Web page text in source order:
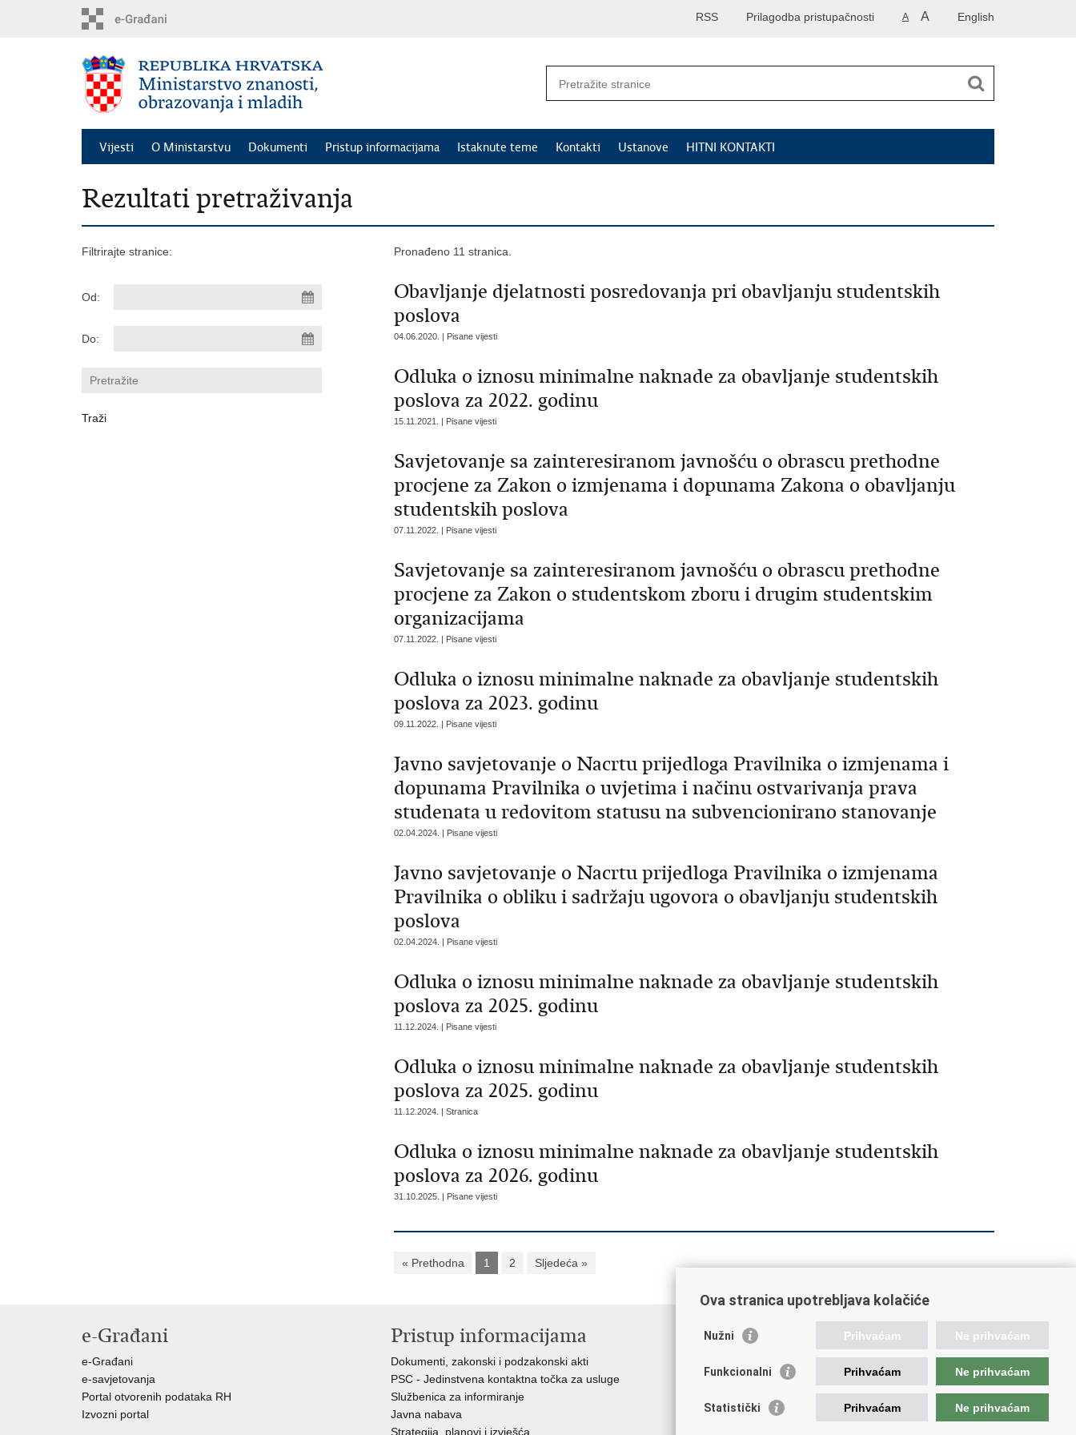
English
A A
Prilagodba pristupačnosti
RSS
Vijesti O Ministarstvu Dokumenti Pristup informacijama Istaknute teme Kontakti Ustanove HITNI KONTAKTI
Rezultati pretraživanja
Filtrirajte stranice:
Od:
Do:
Pronađeno 11 stranica.
Obavljanje djelatnosti posredovanja pri obavljanju studentskih
poslova
04.06.2020. | Pisane vijesti
Odluka o iznosu minimalne naknade za obavljanje studentskih
poslova za 2022. godinu
15.11.2021. | Pisane vijesti
Savjetovanje sa zainteresiranom javnošću o obrascu prethodne
procjene za Zakon o izmjenama i dopunama Zakona o obavljanju
studentskih poslova
07.11.2022. | Pisane vijesti
Savjetovanje sa zainteresiranom javnošću o obrascu prethodne
procjene za Zakon o studentskom zboru i drugim studentskim
organizacijama
07.11.2022. | Pisane vijesti
Odluka o iznosu minimalne naknade za obavljanje studentskih
poslova za 2023. godinu
09.11.2022. | Pisane vijesti
Javno savjetovanje o Nacrtu prijedloga Pravilnika o izmjenama i
dopunama Pravilnika o uvjetima i načinu ostvarivanja prava
studenata u redovitom statusu na subvencionirano stanovanje
02.04.2024. | Pisane vijesti
Javno savjetovanje o Nacrtu prijedloga Pravilnika o izmjenama
Pravilnika o obliku i sadržaju ugovora o obavljanju studentskih
poslova
02.04.2024. | Pisane vijesti
Odluka o iznosu minimalne naknade za obavljanje studentskih
poslova za 2025. godinu
11.12.2024. | Pisane vijesti
Odluka o iznosu minimalne naknade za obavljanje studentskih
poslova za 2025. godinu
11.12.2024. | Stranica
Odluka o iznosu minimalne naknade za obavljanje studentskih
poslova za 2026. godinu
31.10.2025. | Pisane vijesti
« Prethodna 1 2 Sljedeća »
e-Građani
e-Građani
e-savjetovanja
Portal otvorenih podataka RH
Izvozni portal
Pristup informacijama
Dokumenti, zakonski i podzakonski akti
PSC - Jedinstvena kontaktna točka za usluge
Službenica za informiranje
Javna nabava
Strategija, planovi i izvješća
Korisne poveznice
AZOO
AMPEU
Ova stranica upotrebljava kolačiće
Nužni Prihvaćam Ne prihvaćam
Funkcionalni Prihvaćam Ne prihvaćam
Statistički Prihvaćam Ne prihvaćam